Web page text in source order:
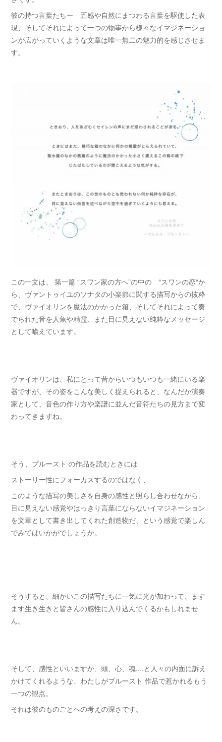
彼の持つ言葉たちー 五感や自然にまつわる言葉を駆使した表
現、そしてそれによって一つの物事から様々なイマジネーショ
ンが広がっていくような文章は唯一無二の魅力的を感じさせま
す。
この一文は、 第一篇 “スワン家の方へ”の中の “スワンの恋“か
ら、ヴァントゥイユのソナタの小楽節に関する描写からの抜粋
で、ヴァイオリンを魔法のかかった箱、そしてそれによって奏
でられた音を人魚や精霊、また目に見えない純粋なメッセージ
として喩えています。
ヴァイオリンは、私にとって昔からいつもいつも一緒にいる楽
器ですが、その姿をこんな美しく捉えられると、なんだか演奏
家として、音色の作り方や楽譜に並んだ音符たちの見方まで変
わってきますね。
そう、プルースト の作品を読むときには
ストーリー性にフォーカスするのではなく、
このような描写の美しさを自身の感性と照らし合わせながら、
目に見えない感覚やはっきり言葉にならないイマジネーション
を文章として書き出してくれた創造物だ、という感覚で楽しん
でみてはいかがでしょうか。
そうすると、細かいこの描写たちに一気に光が加わって、ます
ます生き生きと皆さんの感性に入り込んでくるかもしれませ
ん。
そして、感性といいますか、頭、心、魂....と人々の内面に訴え
かけてくれるような、わたしがプルースト 作品で惹かれるもう
一つの観点。
それは彼のものごとへの考えの深さです。